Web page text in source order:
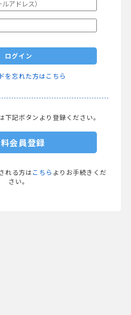
ログイン
を忘れた方はこちら
下記ボタンより登録ください。
会員登録
れる方は こちら よりお手続きくだ
さい。